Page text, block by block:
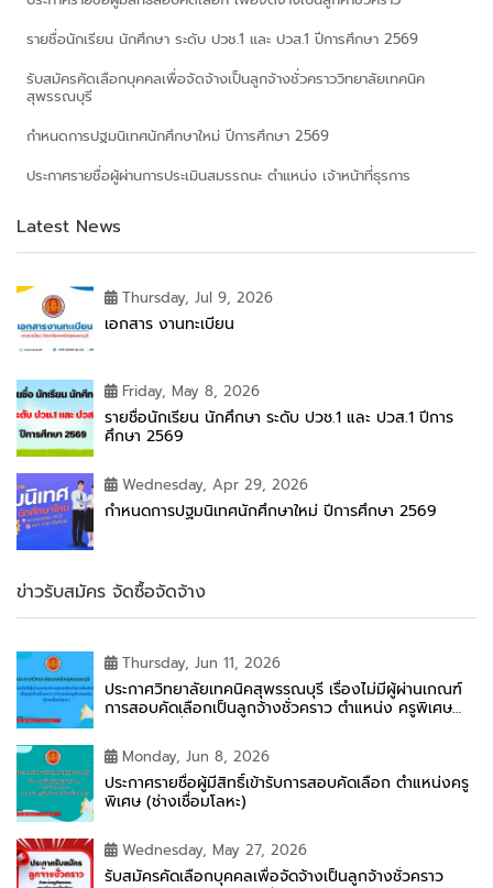
รายชื่อนักเรียน นักศึกษา ระดับ ปวช.1 และ ปวส.1 ปีการศึกษา 2569
รับสมัครคัดเลือกบุคคลเพื่อจัดจ้างเป็นลูกจ้างชั่วคราววิทยาลัยเทคนิค
สุพรรณบุรี
กำหนดการปฐมนิเทศนักศึกษาใหม่ ปีการศึกษา 2569
ประกาศรายชื่อผู้ผ่านการประเมินสมรรถนะ ตำแหน่ง เจ้าหน้าที่ธุรการ
Latest News
Thursday, Jul 9, 2026
เอกสาร งานทะเบียน
Friday, May 8, 2026
รายชื่อนักเรียน นักศึกษา ระดับ ปวช.1 และ ปวส.1 ปีการ
ศึกษา 2569
Wednesday, Apr 29, 2026
กำหนดการปฐมนิเทศนักศึกษาใหม่ ปีการศึกษา 2569
ข่าวรับสมัคร จัดซื้อจัดจ้าง
Thursday, Jun 11, 2026
ประกาศวิทยาลัยเทคนิคสุพรรณบุรี เรื่องไม่มีผู้ผ่านเกณฑ์
การสอบคัดเลือกเป็นลูกจ้างชั่วคราว ตำแหน่ง ครูพิเศษ
Monday, Jun 8, 2026
ประกาศรายชื่อผู้มีสิทธิ์เข้ารับการสอบคัดเลือก ตำแหน่งครู
พิเศษ (ช่างเชื่อมโลหะ)
Wednesday, May 27, 2026
รับสมัครคัดเลือกบุคคลเพื่อจัดจ้างเป็นลูกจ้างชั่วคราว